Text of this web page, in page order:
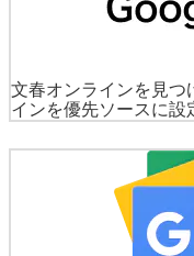
文春オンラインを見つ
インを優先ソースに設